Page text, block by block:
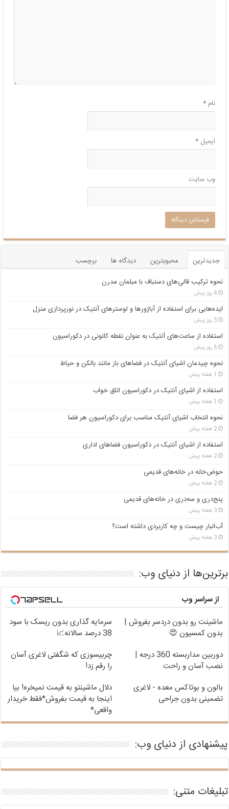
نام*
ایمیل*
وب‌ سایت
جدیدترین محبوبترین دیدگاه ها
برچسب
نحوه ترکیب قالی‌های دستباف با مبلمان مدرن
4 روز پیش
ایده‌هایی برای استفاده از آباژورها و لوسترهای آنتیک در نورپردازی منزل
5 روز پیش
استفاده از ساعت‌های آنتیک به عنوان نقطه کانونی در دکوراسیون
6 روز پیش
نحوه چیدمان اشیای آنتیک در فضاهای باز مانند بالکن و حیاط
1 هفته پیش
استفاده از اشیای آنتیک در دکوراسیون اتاق خواب
1 هفته پیش
نحوه انتخاب اشیای آنتیک مناسب برای دکوراسیون هر فضا
2 هفته پیش
استفاده از اشیای آنتیک در دکوراسیون فضاهای اداری
2 هفته پیش
حوض‌خانه در خانه‌های قدیمی
2 هفته پیش
پنج‌دری و سه‌دری در خانه‌های قدیمی
3 هفته پیش
آب‌انبار چیست و چه کاربردی داشته است؟
3 هفته پیش
برترین‌ها از دنیای وب:
از سراسر وب
ماشینت رو بدون دردسر بفروش |
بدون کمسیون 😍
سرمایه گذاری بدون ریسک با سود
38 درصد سالانه📈
دوربین مداربسته 360 درجه |
نصب آسان و راحت
چربیسوزی که شگفتی لاغری آسان
را رقم زد!
بالون و بوتاکس معده - لاغری
تضمینی بدون جراحی
دلال ماشینتو به قیمت نمیخره! بیا
اینجا به قیمت بفروش*فقط خریدار
واقعی*
پیشنهادی از دنیای وب:
تبلیغات متنی: